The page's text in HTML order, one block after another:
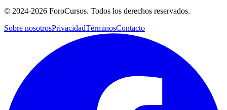
© 2024-2026 ForoCursos. Todos los derechos reservados.
Sobre nosotrosPrivacidadTérminosContacto